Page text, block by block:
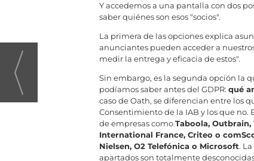
Y accedemos a una pantalla con dos
saber quiénes son esos "socios".
La primera de las opciones explica
anunciantes pueden acceder a
medir la entrega y eficacia de estos".
Sin embargo, es la segunda opción la
podíamos saber antes del GDPR: qué
caso de Oath, se diferencian entre los
Consentimiento de la IAB y los que
de empresas como Taboola,
International France, Criteo o
Nielsen, O2 Telefónica o Microsoft.
apartados son totalmente